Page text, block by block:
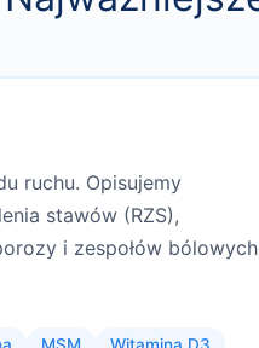
ruchu. Opisujemy
stawów (RZS),
i zespołów bólowych